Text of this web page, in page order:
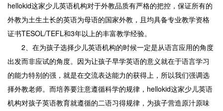
hellokid这家少儿英语机构对于外教品质有严格的把控，保证所有的
外教为土生土长的英语为母语的国家外教，且均具备专业教学资格
证书TESOL/TEFL和3年以上的丰富教学经验。
2、在为孩子选择少儿英语机构的时候一定是从语言应用的角度
出发而非应试的角度。因为让孩子早学英语的意义就在于语言学习
的能力特别的强，就是在交流表达能力的获得上，所以我们强调选
择外教老师。而培养要注意遵循科学的规律，hellokid这家少儿英语
机构对孩子英语教育就遵循的二语习得规律，为孩子营造原汁原味